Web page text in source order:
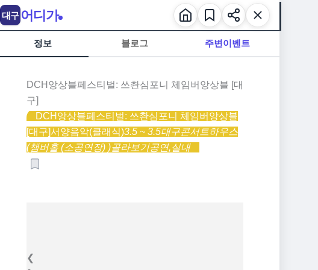
정보 블로그 주변이벤트
DCH앙상블페스티벌: 쓰촨심포니 체임버앙상블 [대
구]
DCH앙상블페스티벌: 쓰촨심포니 체임버앙상블
[대구]서양음악(클래식)3.5 ~ 3.5대구콘서트하우스
(챔버홀 (소공연장) )골라보기공연,실내
❮
대구 어디가